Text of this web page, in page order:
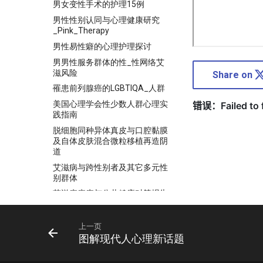
男女变性手术的护理15例
男性性别认同与心理健康研究
_Pink_Therapy
男性易性癖的心理护理探讨
男男性服务群体的性_性网络艾
滋风险
罹患前列腺癌的LGBTIQA_人群
美国心理学会性少数人群心理实
践指南
脱细胞同种异体真皮与口腔黏膜
及自体皮肤混合微粒移植再造阴
道
艾滋病与跨性别者及其它多元性
别群体
艾滋病疟疾与公共健康对策报告
走出性别困境_跨性别_与_性别
焦虑_的医疗援助_潘柏林
Share on
上一页
图解现代人心理新话题